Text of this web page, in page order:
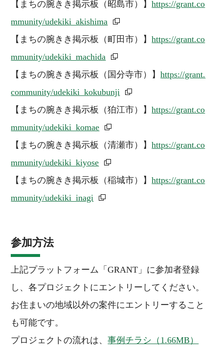
【まちの腕きき掲示板（昭島市）】https://grant.co
mmunity/udekiki_akishima
【まちの腕きき掲示板（町田市）】https://grant.co
mmunity/udekiki_machida
【まちの腕きき掲示板（国分寺市）】https://grant.
community/udekiki_kokubunji
【まちの腕きき掲示板（狛江市）】https://grant.co
mmunity/udekiki_komae
【まちの腕きき掲示板（清瀬市）】https://grant.co
mmunity/udekiki_kiyose
【まちの腕きき掲示板（稲城市）】https://grant.co
mmunity/udekiki_inagi
参加方法
上記プラットフォーム「GRANT」に参加者登録
し、各プロジェクトにエントリーしてください。
お住まいの地域以外の案件にエントリーすること
も可能です。
プロジェクトの流れは、事例チラシ（1.66MB）